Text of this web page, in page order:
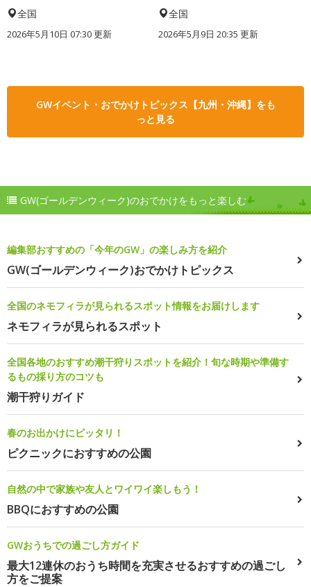
全国
2026年5月10日 07:30 更新
全国
2026年5月9日 20:35 更新
GWイベント・おでかけトピックス【九州・沖縄】をも
っと見る
GW(ゴールデンウィーク)のおでかけをもっと楽しむ
編集部おすすめの「今年のGW」の楽しみ方を紹介
GW(ゴールデンウィーク)おでかけトピックス
全国のネモフィラが見られるスポット情報をお届けします
ネモフィラが見られるスポット
全国各地のおすすめ潮干狩りスポットを紹介！旬な時期や準備す
るもの採り方のコツも
潮干狩りガイド
春のお出かけにピッタリ！
ピクニックにおすすめの公園
自然の中で家族や友人とワイワイ楽しもう！
BBQにおすすめの公園
GWおうちでの過ごし方ガイド
最大12連休のおうち時間を充実させるおすすめの過ごし
方をご提案